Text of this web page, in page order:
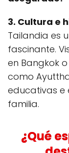
3. Cultura e
Tailandia es
fascinante.
en Bangkok
como
educativas
familia.
¿Qué